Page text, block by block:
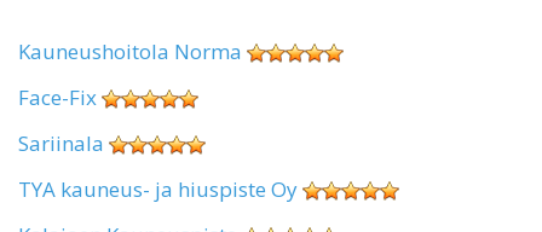
Kauneushoitola Norma
Face-Fix
Sariinala
TYA kauneus- ja hiuspiste Oy